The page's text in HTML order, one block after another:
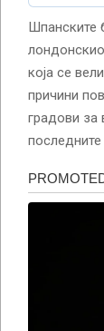
Шпанските
која се
причини
градови за